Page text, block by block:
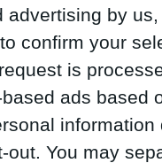
advertising by
confirm your
is
ads based
out. You may